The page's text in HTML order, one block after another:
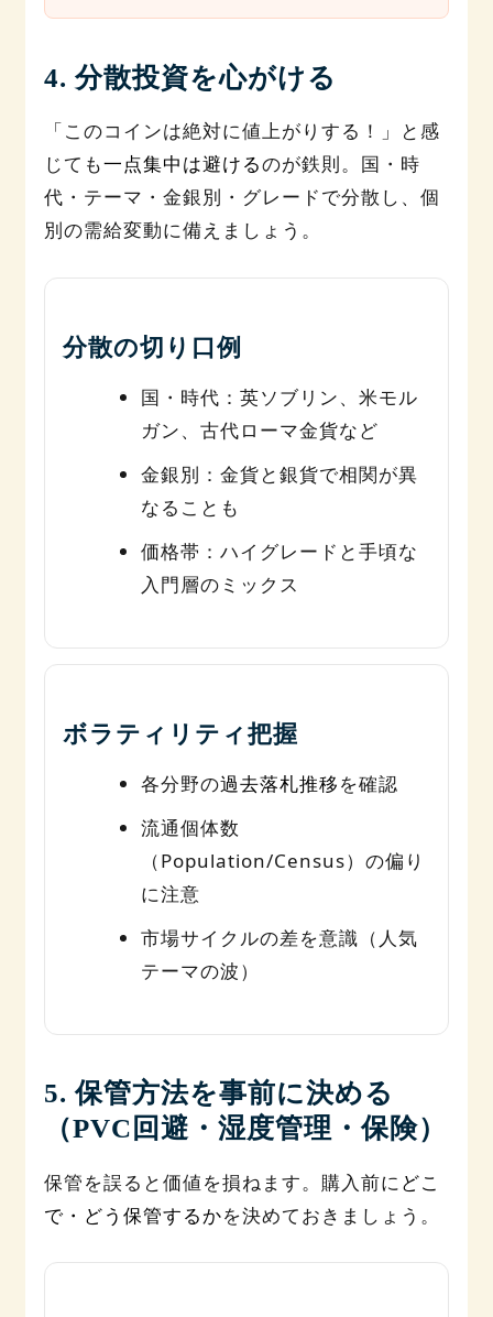
4. 分散投資を心がける
「このコインは絶対に値上がりする！」と感
じても一点集中は避けるのが鉄則。国・時
代・テーマ・金銀別・グレードで分散し、個
別の需給変動に備えましょう。
分散の切り口例
国・時代：英ソブリン、米モル
ガン、古代ローマ金貨など
金銀別：金貨と銀貨で相関が異
なることも
価格帯：ハイグレードと手頃な
入門層のミックス
ボラティリティ把握
各分野の過去落札推移を確認
流通個体数
（Population/Census）の偏り
に注意
市場サイクルの差を意識（人気
テーマの波）
5. 保管方法を事前に決める
（PVC回避・湿度管理・保険）
保管を誤ると価値を損ねます。購入前にどこ
で・どう保管するかを決めておきましょう。